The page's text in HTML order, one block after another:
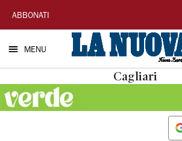
La
Nuova
Sardegna
ABBONATI
MENU
Cagliari